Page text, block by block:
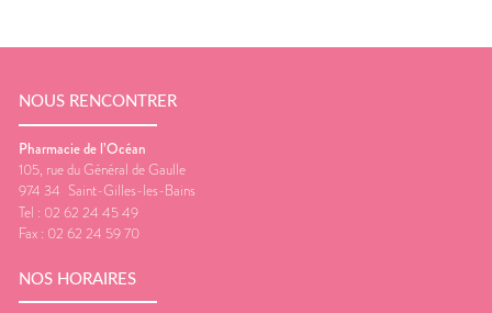
NOUS RENCONTRER
Pharmacie de l’Océan
105, rue du Général de Gaulle
974 34 Saint-Gilles-les-Bains
Tel : 02 62 24 45 49
Fax : 02 62 24 59 70
NOS HORAIRES